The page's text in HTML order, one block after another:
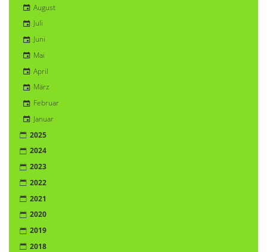
August
Juli
Juni
Mai
April
März
Februar
Januar
2025
2024
2023
2022
2021
2020
2019
2018